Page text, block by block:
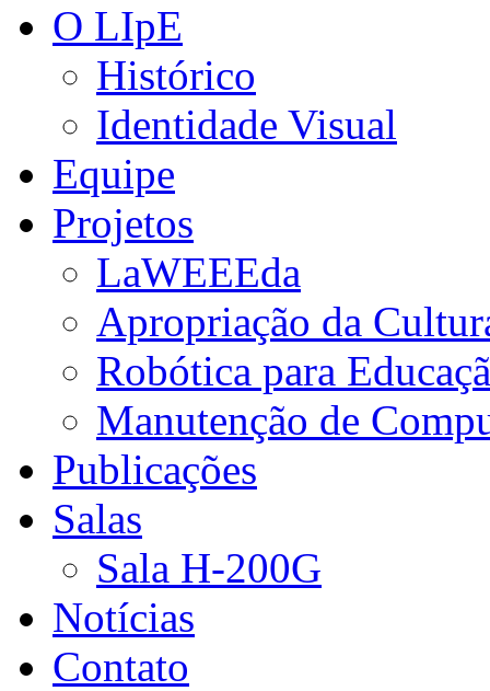
O LIpE
Histórico
Identidade Visual
Equipe
Projetos
LaWEEEda
Apropriação da
Robótica para
Manutenção de
Publicações
Salas
Sala H-200G
Notícias
Contato